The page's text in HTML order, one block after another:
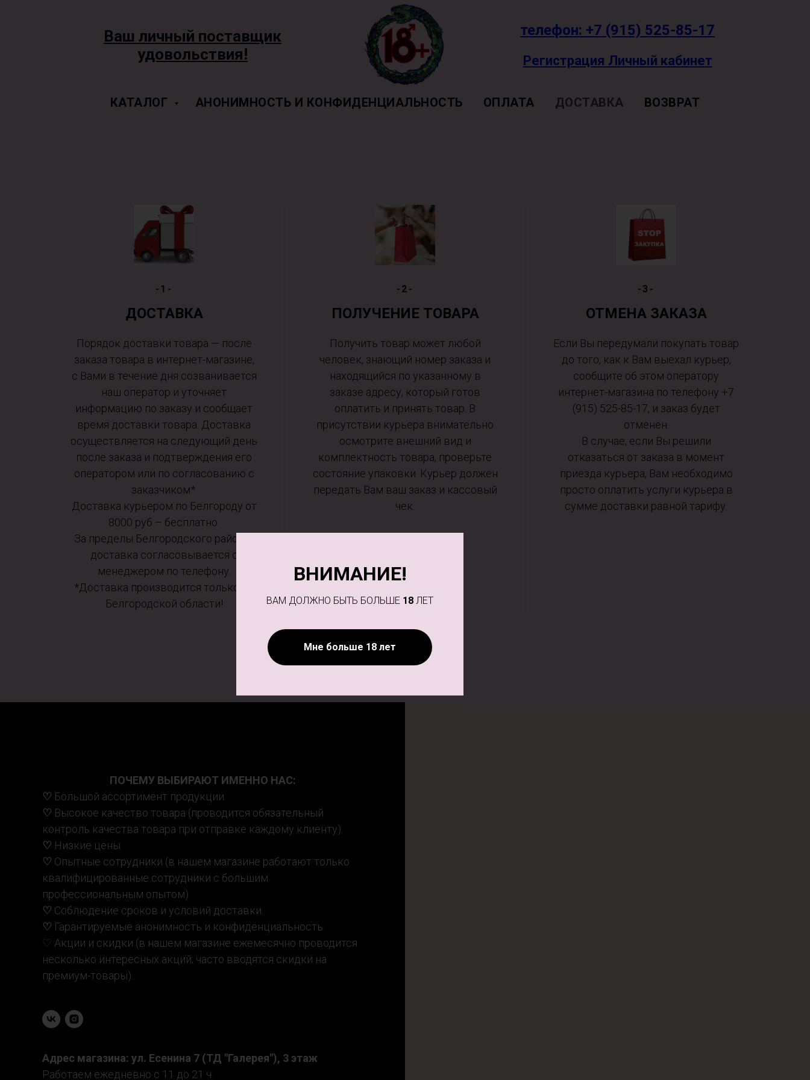
ВНИМАНИЕ!
ВАМ ДОЛЖНО БЫТЬ БОЛЬШЕ 18 ЛЕТ
Мне больше 18 лет
Ваш личный поставщик
удовольствия!
телефон: +7 (915) 525-85-17
Регистрация Личный кабинет
КАТАЛОГ АНОНИМНОСТЬ И КОНФИДЕНЦИАЛЬНОСТЬ ОПЛАТА ДОСТАВКА ВОЗВРАТ
-1-
ДОСТАВКА
Порядок доставки товара — после
заказа товара в интернет-магазине,
с Вами в течение дня созванивается
наш оператор и уточняет
информацию по заказу и сообщает
время доставки товара. Доставка
осуществляется на следующий день
после заказа и подтверждения его
оператором или по согласованию с
заказчиком*.
Доставка курьером по Белгороду от
8000 руб – бесплатно.
За пределы Белгородского района*
доставка согласовывается с
менеджером по телефону.
*Доставка производится только по
Белгородской области!
-2-
ПОЛУЧЕНИЕ ТОВАРА
Получить товар может любой
человек, знающий номер заказа и
находящийся по указанному в
заказе адресу, который готов
оплатить и принять товар. В
присутствии курьера внимательно
осмотрите внешний вид и
комплектность товара, проверьте
состояние упаковки. Курьер должен
передать Вам ваш заказ и кассовый
чек.
-3-
ОТМЕНА ЗАКАЗА
Если Вы передумали покупать товар
до того, как к Вам выехал курьер,
сообщите об этом оператору
интернет-магазина по телефону +7
(915) 525-85-17, и заказ будет
отменен.
В случае, если Вы решили
отказаться от заказа в момент
приезда курьера, Вам необходимо
просто оплатить услуги курьера в
сумме доставки равной тарифу.
ПОЧЕМУ ВЫБИРАЮТ ИМЕННО НАС:
♡ Большой ассортимент продукции.
♡ Высокое качество товара (проводится обязательный
контроль качества товара при отправке каждому клиенту).
♡ Низкие цены.
♡ Опытные сотрудники (в нашем магазине работают только
квалифицированные сотрудники с большим
профессиональным опытом).
♡ Соблюдение сроков и условий доставки.
♡ Гарантируемые анонимность и конфиденциальность.
♡ Акции и скидки (в нашем магазине ежемесячно проводится
несколько интересных акций; часто вводятся скидки на
премиум-товары).
Адрес магазина: ул. Есенина 7 (ТД "Галерея"), 3 этаж
Работаем ежедневно с 11 до 21 ч.